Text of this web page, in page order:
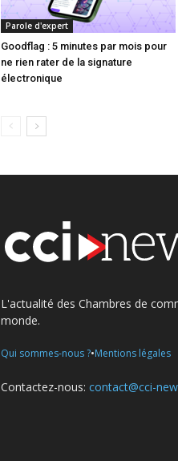
Parole d'expert
Goodflag : 5 minutes par mois pour
ne rien rater de la signature
électronique
L'actualité des Chambres de
monde.
Qui sommes-nous ?•Mentions légales
Contactez-nous: contact@cci-